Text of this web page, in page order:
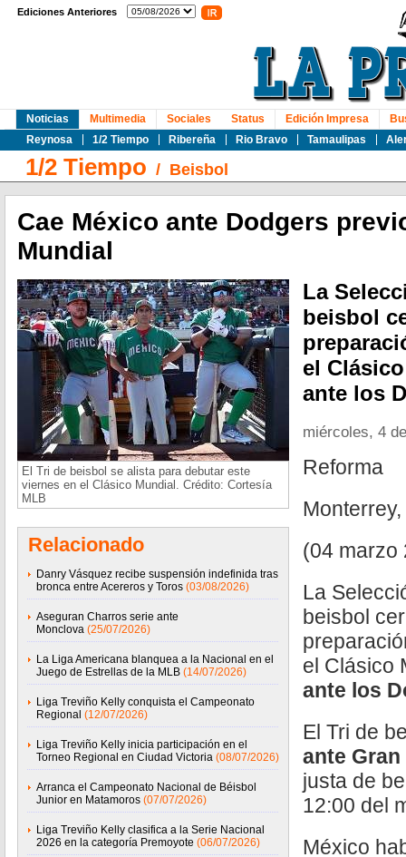
Ediciones Anteriores
Noticias
Reynosa
1/2 Tiempo Ribereña Rio Bravo Tamaulipas
Multimedia Sociales Status Edición Impresa
1/2 Tiempo / Beisbol
Cae México ante Dodgers
Mundial
El Tri de beisbol se alista para debutar este
viernes en el Clásico Mundial. Crédito: Cortesía
MLB
Relacionado
Danry Vásquez recibe suspensión indefinida tras
bronca entre Acereros y Toros (03/08/2026)
Aseguran Charros serie ante
Monclova (25/07/2026)
La Liga Americana blanquea a la Nacional en el
Juego de Estrellas de la MLB (14/07/2026)
Liga Treviño Kelly conquista el Campeonato
Regional (12/07/2026)
Liga Treviño Kelly inicia participación en el
Torneo Regional en Ciudad Victoria (08/07/2026)
Arranca el Campeonato Nacional de Béisbol
Junior en Matamoros (07/07/2026)
Liga Treviño Kelly clasifica a la Serie Nacional
2026 en la categoría Premoyote (06/07/2026)
La
beisbol
el
ante los
miércoles, 4
Reforma
(04 marzo
La
beisbol
el Clásico
ante los
El Tri de
ante
justa de
12:00 del
México